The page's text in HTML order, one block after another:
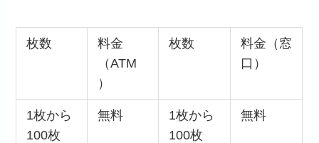
枚数
料金
（ATM
）
枚数
料金（窓
口）
1枚から
100枚
無料
1枚から
100枚
無料